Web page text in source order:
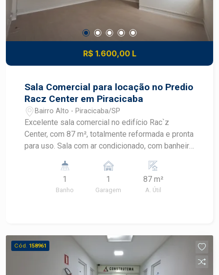
R$ 1.600,00 L
Sala Comercial para locação no Predio
Racz Center em Piracicaba
Bairro Alto - Piracicaba/SP
Excelente sala comercial no edifício Rac`z
Center, com 87 m², totalmente reformada e pronta
para uso. Sala com ar condicionado, com banheiro
praticidade para o seu negócio. Uma excelente
oportunidade para instalar sua empresa ou
investir em um imóvel comercial de qualidade.
1
Banho
1
Garagem
87 m²
A. Útil
Cód. 158961